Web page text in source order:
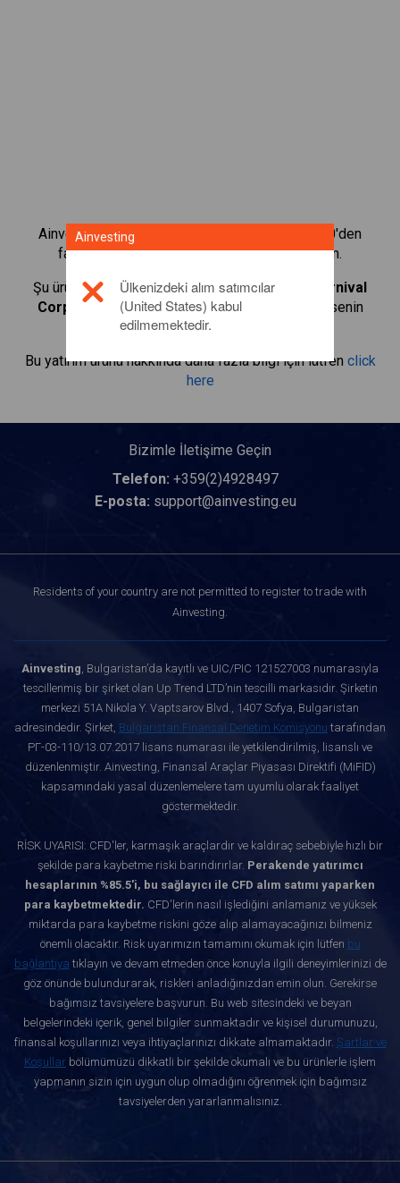
Ainvesting'in CFD alım satım platformuyla 1.000'den
fazla uluslararası hissenin alım satımını yapın.
Şu ürünlerin CFD'lerini alıp satmaya başlayın:
Carnival
Corp.
. Gerçek zamanlı teklifler alın ve sanki hissenin
kendisi sizdeymiş gibi temettüler alın.
Bu yatırım ürünü hakkında daha fazla bilgi için lütfen click
here
Bizimle İletişime Geçin
Telefon: +359(2)4928497
E-posta: support@ainvesting.eu
Residents of your country are not permitted to register to trade with
Ainvesting.
Ainvesting, Bulgaristan’da kayıtlı ve UIC/PIC 121527003 numarasıyla
tescillenmiş bir şirket olan Up Trend LTD’nin tescilli markasıdır. Şirketin
merkezi 51A Nikola Y. Vaptsarov Blvd., 1407 Sofya, Bulgaristan
adresindedir. Şirket, Bulgaristan Finansal Denetim Komisyonu tarafından
РГ-03-110/13.07.2017 lisans numarası ile yetkilendirilmiş, lisanslı ve
düzenlenmiştir. Ainvesting, Finansal Araçlar Piyasası Direktifi (MiFID)
kapsamındaki yasal düzenlemelere tam uyumlu olarak faaliyet
göstermektedir.
RİSK UYARISI: CFD'ler, karmaşık araçlardır ve kaldıraç sebebiyle hızlı bir
şekilde para kaybetme riski barındırırlar. Perakende yatırımcı
hesaplarının %85.5'i, bu sağlayıcı ile CFD alım satımı yaparken
para kaybetmektedir. CFD'lerin nasıl işlediğini anlamanız ve yüksek
miktarda para kaybetme riskini göze alıp alamayacağınızı bilmeniz
önemli olacaktır. Risk uyarımızın tamamını okumak için lütfen bu
bağlantıya tıklayın ve devam etmeden önce konuyla ilgili deneyimlerinizi de
göz önünde bulundurarak, riskleri anladığınızdan emin olun. Gerekirse
bağımsız tavsiyelere başvurun. Bu web sitesindeki ve beyan
belgelerindeki içerik, genel bilgiler sunmaktadır ve kişisel durumunuzu,
finansal koşullarınızı veya ihtiyaçlarınızı dikkate almamaktadır. Şartlar ve
Koşullar bölümümüzü dikkatli bir şekilde okumalı ve bu ürünlerle işlem
yapmanın sizin için uygun olup olmadığını öğrenmek için bağımsız
tavsiyelerden yararlanmalısınız.
Ainvesting
Ülkenizdeki alım satımcılar
(United States) kabul
edilmemektedir.